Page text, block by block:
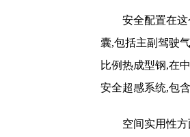
安全配置在
囊,包括主副驾驶
比例热成型钢,在
安全超感系统,包
空间实用性方